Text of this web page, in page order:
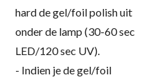
hard de gel/foil polish uit
onder de lamp (30-60 sec
LED/120 sec UV).
- Indien je de gel/foil